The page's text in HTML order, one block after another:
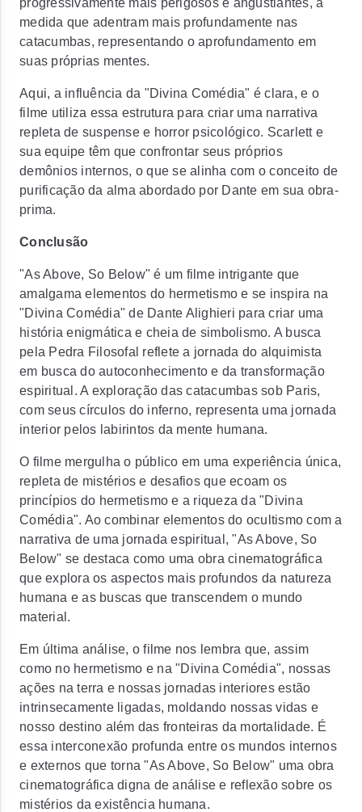
progressivamente mais perigosos e angustiantes, à
medida que adentram mais profundamente nas
catacumbas, representando o aprofundamento em
suas próprias mentes.
Aqui, a influência da "Divina Comédia" é clara, e o
filme utiliza essa estrutura para criar uma narrativa
repleta de suspense e horror psicológico. Scarlett e
sua equipe têm que confrontar seus próprios
demônios internos, o que se alinha com o conceito de
purificação da alma abordado por Dante em sua obra-
prima.
Conclusão
"As Above, So Below" é um filme intrigante que
amalgama elementos do hermetismo e se inspira na
"Divina Comédia" de Dante Alighieri para criar uma
história enigmática e cheia de simbolismo. A busca
pela Pedra Filosofal reflete a jornada do alquimista
em busca do autoconhecimento e da transformação
espiritual. A exploração das catacumbas sob Paris,
com seus círculos do inferno, representa uma jornada
interior pelos labirintos da mente humana.
O filme mergulha o público em uma experiência única,
repleta de mistérios e desafios que ecoam os
princípios do hermetismo e a riqueza da "Divina
Comédia". Ao combinar elementos do ocultismo com a
narrativa de uma jornada espiritual, "As Above, So
Below" se destaca como uma obra cinematográfica
que explora os aspectos mais profundos da natureza
humana e as buscas que transcendem o mundo
material.
Em última análise, o filme nos lembra que, assim
como no hermetismo e na "Divina Comédia", nossas
ações na terra e nossas jornadas interiores estão
intrinsecamente ligadas, moldando nossas vidas e
nosso destino além das fronteiras da mortalidade. É
essa interconexão profunda entre os mundos internos
e externos que torna "As Above, So Below" uma obra
cinematográfica digna de análise e reflexão sobre os
mistérios da existência humana.